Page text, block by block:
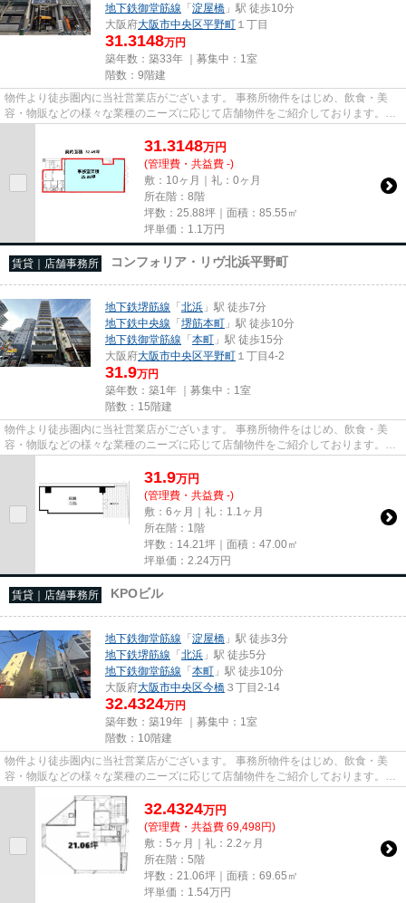
地下鉄御堂筋線 「淀屋橋 」駅 徒歩10分
大阪府大阪市中央区平野町 １丁目
31.3148万円
築年数：築33年 ｜募集中： 1室
階数：9階建
物件より徒歩圏内に当社営業店がございます。 事務所物件をはじめ、飲食・美
容・物販などの様々な業種のニーズに応じて店舗物件をご紹介しております。
尚、弊社ではおとり広告は一切...
31.3148万円
(管理費・共益費 -)
敷：10ヶ月｜礼：0ヶ月
所在階：8階
坪数：25.88坪｜面積：85.55㎡
坪単価： 1.1 万円
賃貸｜店舗事務所 コンフォリア・リヴ北浜平野町
地下鉄堺筋線 「北浜 」駅 徒歩7分
地下鉄中央線 「堺筋本町 」駅 徒歩10分
地下鉄御堂筋線 「本町 」駅 徒歩15分
大阪府大阪市中央区平野町 １丁目4-2
31.9万円
築年数：築1年 ｜募集中： 1室
階数：15階建
物件より徒歩圏内に当社営業店がございます。 事務所物件をはじめ、飲食・美
容・物販などの様々な業種のニーズに応じて店舗物件をご紹介しております。
尚、弊社ではおとり広告は一切...
31.9万円
(管理費・共益費 -)
敷：6ヶ月｜礼：1.1ヶ月
所在階：1階
坪数：14.21坪｜面積：47.00㎡
坪単価： 2.24万円
賃貸｜店舗事務所 KPOビル
地下鉄御堂筋線 「淀屋橋 」駅 徒歩3分
地下鉄堺筋線 「北浜 」駅 徒歩5分
地下鉄御堂筋線 「本町 」駅 徒歩10分
大阪府大阪市中央区今橋 ３丁目2-14
32.4324万円
築年数：築19年 ｜募集中： 1室
階数：10階建
物件より徒歩圏内に当社営業店がございます。 事務所物件をはじめ、飲食・美
容・物販などの様々な業種のニーズに応じて店舗物件をご紹介しております。
尚、弊社ではおとり広告は一切...
32.4324万円
(管理費・共益費 69,498円)
敷：5ヶ月｜礼：2.2ヶ月
所在階：5階
坪数：21.06坪｜面積：69.65㎡
坪単価： 1.54万円